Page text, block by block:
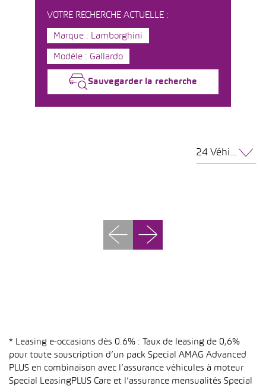
VOTRE RECHERCHE ACTUELLE :
Marque : Lamborghini
Modèle : Gallardo
Sauvegarder la recherche
24 Véhicules par page
* Leasing e-occasions dès 0.6% : Taux de leasing de 0,6%
pour toute souscription d’un pack Special AMAG Advanced
PLUS en combinaison avec l’assurance véhicules à moteur
Special LeasingPLUS Care et l’assurance mensualités Special